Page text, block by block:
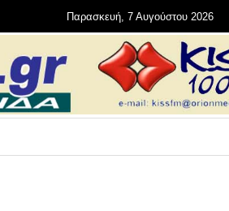
Παρασκευή, 7 Αυγούστου 2026